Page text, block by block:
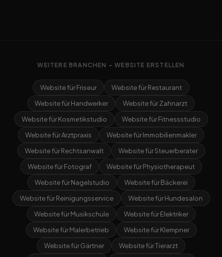
WEITERE BRANCHEN – WEBSITE ERSTELLEN
Website für Friseur
Website für Restaurant
Website für Handwerker
Website für Zahnarzt
Website für Kosmetikstudio
Website für Fitnessstudio
Website für Arztpraxis
Website für Immobilienmakler
Website für Rechtsanwalt
Website für Steuerberater
Website für Fotograf
Website für Physiotherapeut
Website für Nagelstudio
Website für Bäckerei
Website für Reinigungsservice
Website für Hundesalon
Website für Musikschule
Website für Elektriker
Website für Malerbetrieb
Website für Klempner
Website für Gärtner
Website für Tierarzt